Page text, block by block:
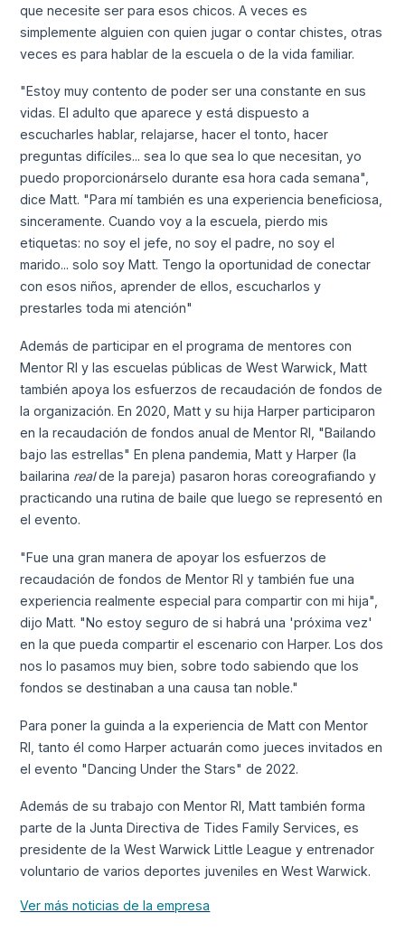
que necesite ser para esos chicos. A veces es
simplemente alguien con quien jugar o contar chistes, otras
veces es para hablar de la escuela o de la vida familiar.
"Estoy muy contento de poder ser una constante en sus
vidas. El adulto que aparece y está dispuesto a
escucharles hablar, relajarse, hacer el tonto, hacer
preguntas difíciles... sea lo que sea lo que necesitan, yo
puedo proporcionárselo durante esa hora cada semana",
dice Matt. "Para mí también es una experiencia beneficiosa,
sinceramente. Cuando voy a la escuela, pierdo mis
etiquetas: no soy el jefe, no soy el padre, no soy el
marido... solo soy Matt. Tengo la oportunidad de conectar
con esos niños, aprender de ellos, escucharlos y
prestarles toda mi atención"
Además de participar en el programa de mentores con
Mentor RI y las escuelas públicas de West Warwick, Matt
también apoya los esfuerzos de recaudación de fondos de
la organización. En 2020, Matt y su hija Harper participaron
en la recaudación de fondos anual de Mentor RI, "Bailando
bajo las estrellas" En plena pandemia, Matt y Harper (la
bailarina realde la pareja) pasaron horas coreografiando y
practicando una rutina de baile que luego se representó en
el evento.
"Fue una gran manera de apoyar los esfuerzos de
recaudación de fondos de Mentor RI y también fue una
experiencia realmente especial para compartir con mi hija",
dijo Matt. "No estoy seguro de si habrá una 'próxima vez'
en la que pueda compartir el escenario con Harper. Los dos
nos lo pasamos muy bien, sobre todo sabiendo que los
fondos se destinaban a una causa tan noble."
Para poner la guinda a la experiencia de Matt con Mentor
RI, tanto él como Harper actuarán como jueces invitados en
el evento "Dancing Under the Stars" de 2022.
Además de su trabajo con Mentor RI, Matt también forma
parte de la Junta Directiva de Tides Family Services, es
presidente de la West Warwick Little League y entrenador
voluntario de varios deportes juveniles en West Warwick.
Ver más noticias de la empresa